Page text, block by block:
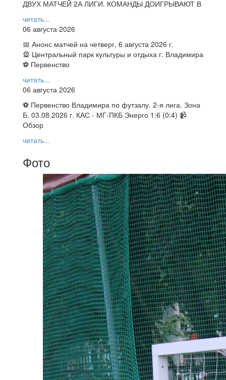
ДВУХ МАТЧЕЙ 2А ЛИГИ. КОМАНДЫ ДОИГРЫВАЮТ В
читать...
06 августа 2026
📅 Анонс матчей на четверг, 6 августа 2026 г.
🎡 Центральный парк культуры и отдыха г. Владимира
⚽ Первенство
читать...
06 августа 2026
⚽ Первенство Владимира по футзалу. 2-я лига. Зона
Б. 03.08.2026 г. КАС - МГ-ПКБ Энерго 1:6 (0:4) 📹
Обзор
читать...
Фото